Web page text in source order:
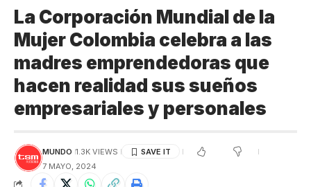
La Corporación Mundial de la
Mujer Colombia celebra a las
madres emprendedoras que
hacen realidad sus sueños
empresariales y personales
MUNDO 1.3K VIEWS
7 MAYO, 2024